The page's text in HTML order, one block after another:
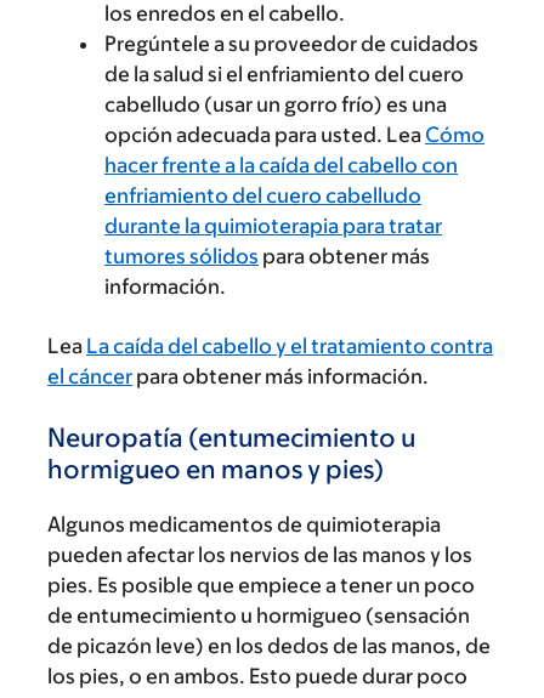
los enredos en el cabello.
Pregúntele a su proveedor de cuidados
de la salud si el enfriamiento del cuero
cabelludo (usar un gorro frío) es una
opción adecuada para usted. Lea Cómo
hacer frente a la caída del cabello con
enfriamiento del cuero cabelludo
durante la quimioterapia para tratar
tumores sólidos para obtener más
información.
Lea La caída del cabello y el tratamiento contra
el cáncer para obtener más información.
Neuropatía (entumecimiento u
hormigueo en manos y pies)
Algunos medicamentos de quimioterapia
pueden afectar los nervios de las manos y los
pies. Es posible que empiece a tener un poco
de entumecimiento u hormigueo (sensación
de picazón leve) en los dedos de las manos, de
los pies, o en ambos. Esto puede durar poco